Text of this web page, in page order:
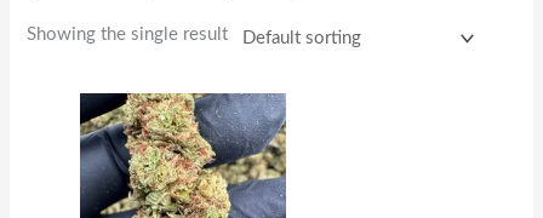
Showing the single result
Price
range:
€159.00
through
€1,672.00
This
product
has
multiple